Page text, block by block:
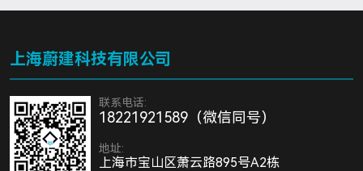
上海蔚建科技有限公司
联系电话:
18221921589（微信同号）
地址:
上海市宝山区萧云路895号A2栋